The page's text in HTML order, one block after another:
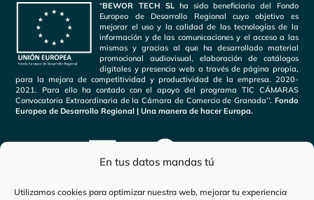
En tus datos mandas tú
Utilizamos cookies para optimizar nuestra web, mejorar tu experiencia
“BEWOR TECH SLha sido beneficiaria del Fondo
Europeo de Desarrollo Regional cuyo objetivo es
mejorar el uso y la calidad de las tecnologías de la
información y de las comunicaciones y el acceso a las
mismas y gracias al que ha desarrollado material
promocional audiovisual, elaboración de catálogos
digitales y presencia web a través de página propia,
para la mejora de competitividad y productividad de la empresa. 2020-
2021. Para ello ha contado con el apoyo del programa TIC CÁMARAS
Convocatoria Extraordinaria de la Cámara de Comercio de Granada’’. Fondo
Europeo de Desarrollo Regional | Una manera de hacer Europa.